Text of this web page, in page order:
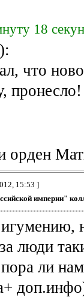
18
что
пронесло!
15:53 ]
империи"
люди
ли